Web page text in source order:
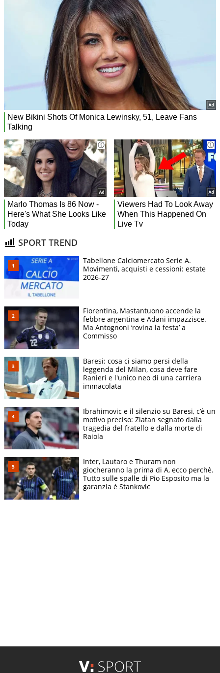
SPORT TREND
Tabellone Calciomercato Serie A.
Movimenti, acquisti e cessioni: estate
2026-27
Fiorentina, Mastantuono accende la
febbre argentina e Adani impazzisce.
Ma Antognoni ‘rovina la festa’ a
Commisso
Baresi: cosa ci siamo persi della
leggenda del Milan, cosa deve fare
Ranieri e l'unico neo di una carriera
immacolata
Ibrahimovic e il silenzio su Baresi, c’è un
motivo preciso: Zlatan segnato dalla
tragedia del fratello e dalla morte di
Raiola
Inter, Lautaro e Thuram non
giocheranno la prima di A, ecco perchè.
Tutto sulle spalle di Pio Esposito ma la
garanzia è Stankovic